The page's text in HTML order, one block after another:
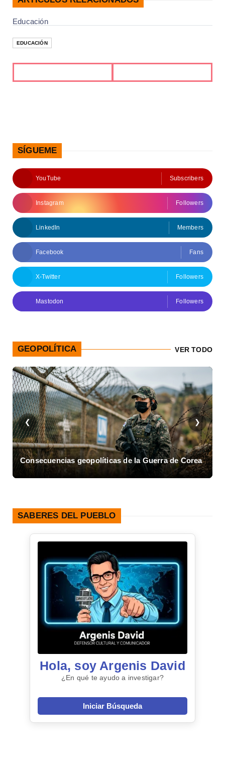
Educación
EDUCACIÓN
SÍGUEME
YouTube Subscribers
Instagram Followers
LinkedIn Members
Facebook Fans
X-Twitter Followers
Mastodon Followers
GEOPOLÍTICA VER TODO
❮
Consecuencias geopolíticas de la Guerra de Corea
❯
SABERES DEL PUEBLO
Hola, soy Argenis David
¿En qué te ayudo a investigar?
Iniciar Búsqueda